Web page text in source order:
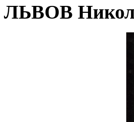
ЛЬВОВ